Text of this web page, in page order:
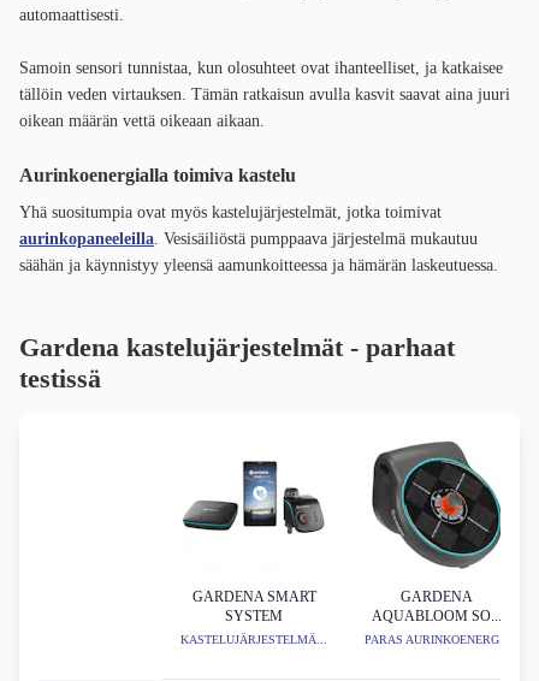
automaattisesti.
Samoin sensori tunnistaa, kun olosuhteet ovat ihanteelliset, ja katkaisee
tällöin veden virtauksen. Tämän ratkaisun avulla kasvit saavat aina juuri
oikean määrän vettä oikeaan aikaan.
Aurinkoenergialla toimiva kastelu
Yhä suositumpia ovat myös kastelujärjestelmät, jotka toimivat
aurinkopaneeleilla . Vesisäiliöstä pumppaava järjestelmä mukautuu
säähän ja käynnistyy yleensä aamunkoitteessa ja hämärän laskeutuessa.
Gardena kastelujärjestelmät - parhaat
testissä
GARDENA SMART
SYSTEM
KASTELUJÄRJESTELMÄ...
GARDENA
AQUABLOOM SO...
PARAS AURINKOENERG...